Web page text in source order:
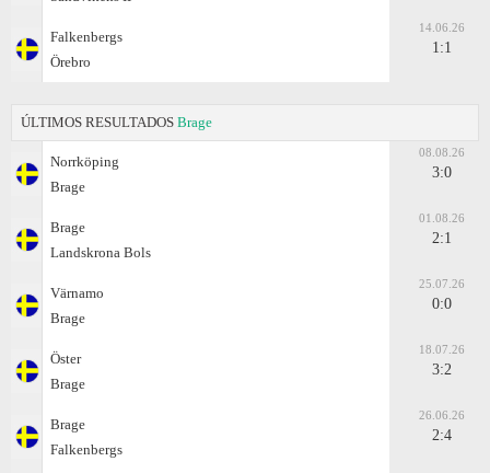
Falkenbergs
Örebro
14.06.26
1:1
ÚLTIMOS RESULTADOS Brage
Norrköping
Brage
08.08.26
3:0
Brage
Landskrona Bols
01.08.26
2:1
Värnamo
Brage
25.07.26
0:0
Öster
Brage
18.07.26
3:2
Brage
Falkenbergs
26.06.26
2:4